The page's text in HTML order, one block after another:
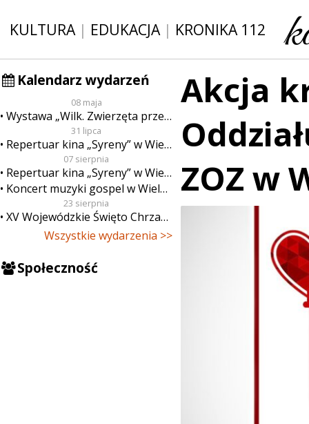
KULTURA| EDUKACJA| KRONIKA 112
Kalendarz wydarzeń
08 maja
Wystawa „Wilk. Zwierzęta przeklęte”
31 lipca
Repertuar kina „Syreny” w Wieluniu w dn. od 31 lipca do 6 sierpnia
07 sierpnia
Repertuar kina „Syreny” w Wieluniu w dn. od 7 do 13 sierpnia
Koncert muzyki gospel w Wieluniu
23 sierpnia
XV Wojewódzkie Święto Chrzanu
Wszystkie wydarzenia >>
Społeczność
Akcja
ZOZ w